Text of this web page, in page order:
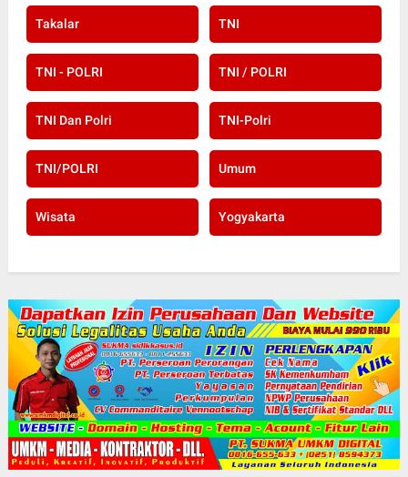
Takalar TNI
TNI - POLRI TNI / POLRI
TNI Dan Polri TNI-Polri
TNI/POLRI Umum
Wisata Yogyakarta